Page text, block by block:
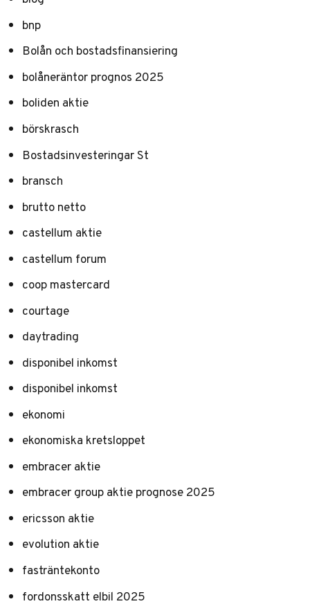
bnp
Bolån och bostadsfinansiering
bolåneräntor prognos 2025
boliden aktie
börskrasch
Bostadsinvesteringar St
bransch
brutto netto
castellum aktie
castellum forum
coop mastercard
courtage
daytrading
disponibel inkomst
disponibel inkomst
ekonomi
ekonomiska kretsloppet
embracer aktie
embracer group aktie prognose 2025
ericsson aktie
evolution aktie
fasträntekonto
fordonsskatt elbil 2025